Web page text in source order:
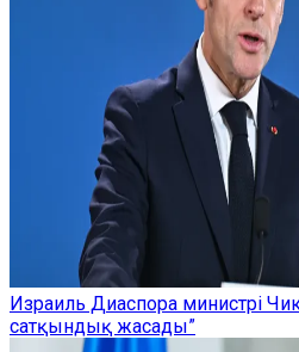
Израиль Диаспора министрі
сатқындық жасады”